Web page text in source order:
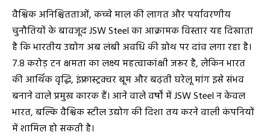
वैश्विक अनिश्चितताओं, कच्चे माल की लागत और पर्यावरणीय
चुनौतियों के बावजूद JSW Steel का आक्रामक विस्तार यह दिखाता
है कि भारतीय उद्योग अब लंबी अवधि की ग्रोथ पर दांव लगा रहा है।
7.8 करोड़ टन क्षमता का लक्ष्य महत्वाकांक्षी जरूर है, लेकिन भारत
की आर्थिक वृद्धि, इंफ्रास्ट्रक्चर बूम और बढ़ती घरेलू मांग इसे संभव
बनाने वाले प्रमुख कारक हैं। आने वाले वर्षों में JSW Steel न केवल
भारत, बल्कि वैश्विक स्टील उद्योग की दिशा तय करने वाली कंपनियों
में शामिल हो सकती है।